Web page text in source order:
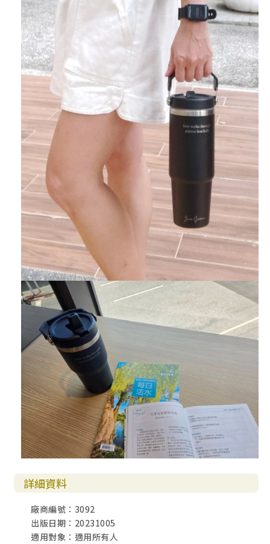
詳細資料
廠商編號：3092
出版日期：20231005
適用對象：適用所有人